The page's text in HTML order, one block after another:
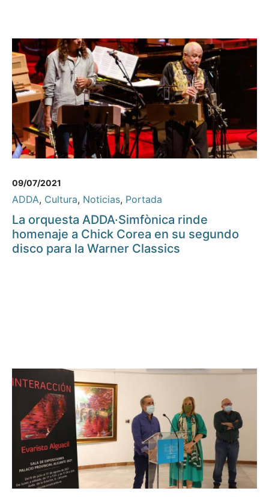
09/07/2021
ADDA, Cultura, Noticias, Portada
La orquesta ADDA·Simfònica rinde
homenaje a Chick Corea en su segundo
disco para la Warner Classics